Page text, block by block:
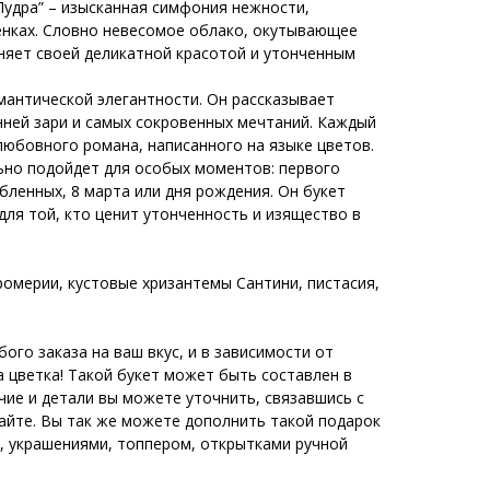
– изысканная симфония нежности,
Словно невесомое облако, окутывающее
своей деликатной красотой и утонченным
элегантности. Он рассказывает
зари и самых сокровенных мечтаний. Каждый
романа, написанного на языке цветов.
подойдет для особых моментов: первого
8 марта или дня рождения. Он букет
той, кто ценит утонченность и изящество в
кустовые хризантемы Сантини, пистасия,
заказа на ваш вкус, и в зависимости от
цветка! Такой букет может быть составлен в
и детали вы можете уточнить, связавшись с
Вы так же можете дополнить такой подарок
топпером, открытками ручной